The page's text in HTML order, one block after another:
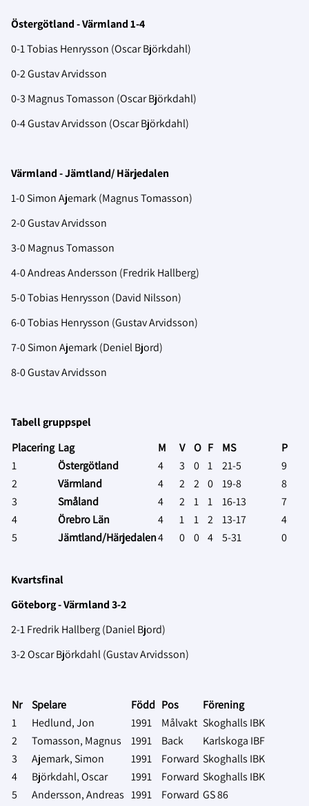
Östergötland - Värmland 1-4
0-1 Tobias Henrysson (Oscar Björkdahl)
0-2 Gustav Arvidsson
0-3 Magnus Tomasson (Oscar Björkdahl)
0-4 Gustav Arvidsson (Oscar Björkdahl)
Värmland - Jämtland/ Härjedalen
1-0 Simon Ajemark (Magnus Tomasson)
2-0 Gustav Arvidsson
3-0 Magnus Tomasson
4-0 Andreas Andersson (Fredrik Hallberg)
5-0 Tobias Henrysson (David Nilsson)
6-0 Tobias Henrysson (Gustav Arvidsson)
7-0 Simon Ajemark (Deniel Bjord)
8-0 Gustav Arvidsson
Tabell gruppspel
Placering Lag M V O F MS
P
1
Östergötland 4 3 0 1 21-5
9
2
Värmland 4 2 2 0 19-8
8
3
Småland 4 2 1 1 16-13
7
4
Örebro Län 4 1 1 2 13-17
4
5
Jämtland/Härjedalen4 0 0 4 5-31 0
Kvartsfinal
Göteborg - Värmland 3-2
2-1 Fredrik Hallberg (Daniel Bjord)
3-2 Oscar Björkdahl (Gustav Arvidsson)
Nr Spelare Född Pos
Förening
1
Hedlund, Jon 1991 Målvakt Skoghalls IBK
2
Tomasson, Magnus 1991 Back
Karlskoga IBF
3
Ajemark, Simon 1991 Forward Skoghalls IBK
4
Björkdahl, Oscar 1991 Forward Skoghalls IBK
5
Andersson, Andreas 1991 Forward GS 86